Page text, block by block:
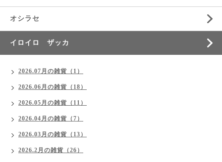
オシラセ
イロイロ ザッカ
2026.07月の雑貨（1）
2026.06月の雑貨（18）
2026.05月の雑貨（11）
2026.04月の雑貨（7）
2026.03月の雑貨（13）
2026.2月の雑貨（26）